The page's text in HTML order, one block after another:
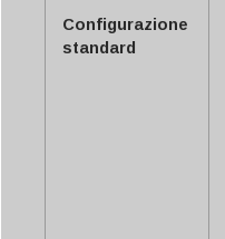
Configurazione
standard